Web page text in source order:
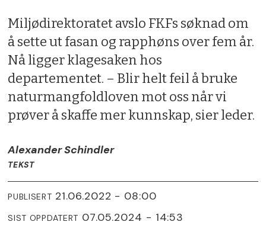
Miljødirektoratet avslo FKFs søknad om
å sette ut fasan og rapphøns over fem år.
Nå ligger klagesaken hos
departementet. – Blir helt feil å bruke
naturmangfoldloven mot oss når vi
prøver å skaffe mer kunnskap, sier leder.
Alexander Schindler
TEKST
PUBLISERT 21.06.2022 - 08:00
SIST OPPDATERT 07.05.2024 - 14:53